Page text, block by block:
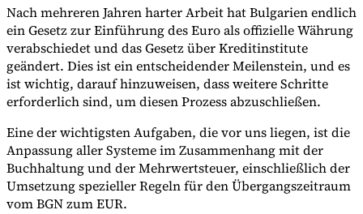
Nach mehreren Jahren harter Arbeit hat Bulgarien endlich
ein Gesetz zur Einführung des Euro als offizielle Währung
verabschiedet und das Gesetz über Kreditinstitute
geändert. Dies ist ein entscheidender Meilenstein, und es
ist wichtig, darauf hinzuweisen, dass weitere Schritte
erforderlich sind, um diesen Prozess abzuschließen.
Eine der wichtigsten Aufgaben, die vor uns liegen, ist die
Anpassung aller Systeme im Zusammenhang mit der
Buchhaltung und der Mehrwertsteuer, einschließlich der
Umsetzung spezieller Regeln für den Übergangszeitraum
vom BGN zum EUR.